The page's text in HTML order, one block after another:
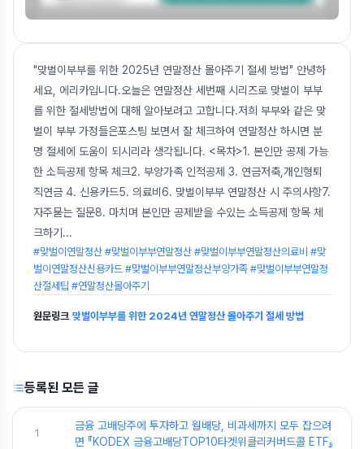
"맞벌이부부를 위한 2025년 연말정산 몰아주기 절세 방법" 안녕하
세요, 에리카입니다.오늘은 연말정산 세번째 시리즈로 맞벌이 부부
를 위한 절세방법에 대해 알아보려고 고합니다.저희 부부와 같은 맞
벌이 부부 가정들은포스팅 보면서 잘 체크하여 연말정산 하시면 분
명 절세에 도움이 되시리라 생각됩니다. <목차>1. 본인만 공제 가능
한 소득공제 항목 체크2. 부양가족 인적공제 3. 연금저축,개인형퇴
직연금 4. 신용카드5. 의료비6. 맞벌이부부 연말정산 시 주의사항7.
자주묻는 질문8. 마치며 본인만 공제받을 수있는 소득공제 항목 체
크하기 ...
#맞벌이연말정산 #맞벌이부부연말정산 #맞벌이부부연말정산의료비 #맞
벌이연말정산신용카드 #맞벌이부부연말정산부양가족 #맞벌이부부연말정
산절세팁 #연말정산몰아주기
원문링크 맞벌이부부를 위한 2024년 연말정산 몰아주기 절세 방법
등록된 모든 글
1
금융 고배당주에 투자하고 월배당, 비과세까지 모두 잡으려
면 『KODEX 금융고배당TOP10타겟위클리커버드콜 ETF』